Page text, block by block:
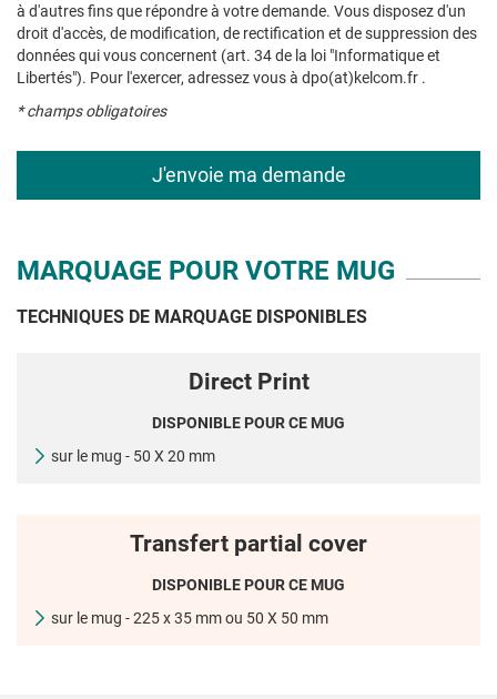
à d'autres fins que répondre à votre demande. Vous disposez d'un
droit d'accès, de modification, de rectification et de suppression des
données qui vous concernent (art. 34 de la loi "Informatique et
Libertés"). Pour l'exercer, adressez vous à dpo(at)kelcom.fr .
* champs obligatoires
MARQUAGE POUR VOTRE MUG
TECHNIQUES DE MARQUAGE DISPONIBLES
Direct Print
DISPONIBLE POUR CE MUG
sur le mug - 50 X 20 mm
Transfert partial cover
DISPONIBLE POUR CE MUG
sur le mug - 225 x 35 mm ou 50 X 50 mm